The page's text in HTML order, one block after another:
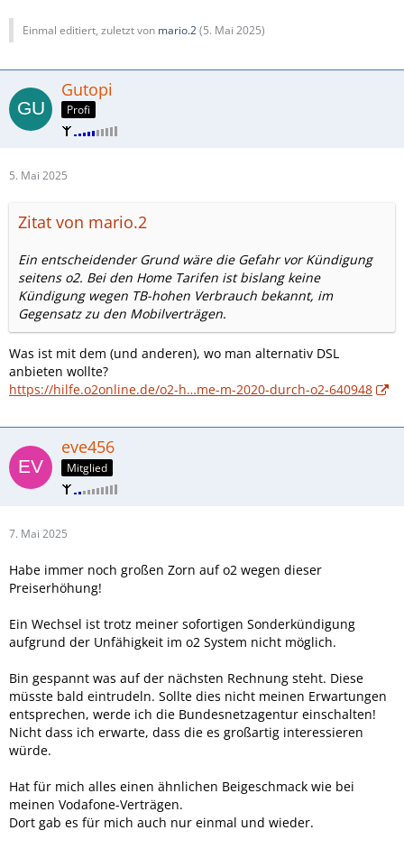
Einmal editiert, zuletzt von mario.2(5. Mai 2025)
Gutopi
Profi
5. Mai 2025
Zitat von mario.2
Ein entscheidender Grund wäre die Gefahr vor Kündigung
seitens o2. Bei den Home Tarifen ist bislang keine
Kündigung wegen TB-hohen Verbrauch bekannt, im
Gegensatz zu den Mobilverträgen.
Was ist mit dem (und anderen), wo man alternativ DSL
anbieten wollte?
https://hilfe.o2online.de/o2-h…me-m-2020-durch-o2-640948
eve456
Mitglied
7. Mai 2025
Habe immer noch großen Zorn auf o2 wegen dieser
Preiserhöhung!
Ein Wechsel ist trotz meiner sofortigen Sonderkündigung
aufgrund der Unfähigkeit im o2 System nicht möglich.
Bin gespannt was auf der nächsten Rechnung steht. Diese
müsste bald eintrudeln. Sollte dies nicht meinen Erwartungen
entsprechen, werde ich die Bundesnetzagentur einschalten!
Nicht dass ich erwarte, dass die es großartig interessieren
würde.
Hat für mich alles einen ähnlichen Beigeschmack wie bei
meinen Vodafone-Verträgen.
Dort gab es für mich auch nur einmal und wieder.